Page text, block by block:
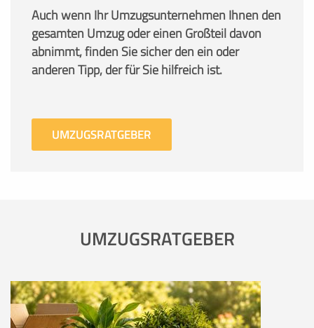
Auch wenn Ihr Umzugsunternehmen Ihnen den
gesamten Umzug oder einen Großteil davon
abnimmt, finden Sie sicher den ein oder
anderen Tipp, der für Sie hilfreich ist.
UMZUGSRATGEBER
UMZUGSRATGEBER